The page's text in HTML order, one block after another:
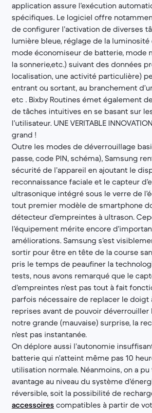
application assure l’exécution
spécifiques. Le logiciel offre
de configurer l’activation de diverses
lumière bleue, réglage de la luminosité
mode économiseur de batterie, mode
la sonnerie,etc.) suivant des données
localisation, une activité particulière)
entrant ou sortant, au branchement
etc . Bixby Routines émet également
de tâches intuitives en se basant sur
l’utilisateur. UNE VERITABLE
grand !
Outre les modes de déverrouillage
passe, code PIN, schéma), Samsung
sécurité de l’appareil en ajoutant le
reconnaissance faciale et le capteur
ultrasonique intégré sous le verre de
tout premier modèle de smartphone
détecteur d’empreintes à ultrason.
l’équipement mérite encore
améliorations. Samsung s’est
sortir pour être en tête de la course
pris le temps de peaufiner la
tests, nous avons remarqué que le
d’empreintes n’est pas tout à fait
parfois nécessaire de replacer le doigt
reprises avant de pouvoir déverrouiller
notre grande (mauvaise) surprise, la
n’est pas instantanée.
On déplore aussi l’autonomie
batterie qui n’atteint même pas 10
utilisation normale. Néanmoins, on a
avantage au niveau du système
réversible, soit la possibilité de
accessoires compatibles à partir de